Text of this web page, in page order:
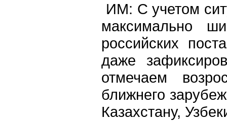
ИМ: С учетом
максимально
российских
даже
отмечаем
ближнего
Казахстану,